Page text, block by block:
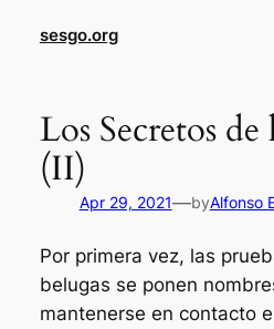
sesgo.org
Los Secretos de
(II)
Apr 29, 2021—byAlfonso
Por primera vez, las
belugas se ponen
mantenerse en contacto